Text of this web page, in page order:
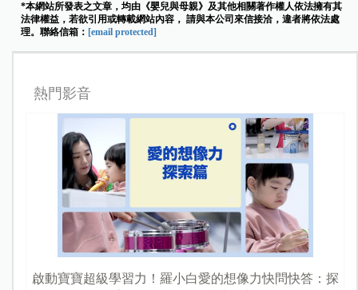
*本網站所發表之文章，均由《嬰兒與母親》及其他相關著作權人依法擁有其
法律權益，若欲引用或轉載網站內容， 請與本公司來信接洽，違者將依法處
理。聯絡信箱： [email protected]
熱門影音
啟動寶寶超級學習力！羅小白愛的想像力快問快答：探